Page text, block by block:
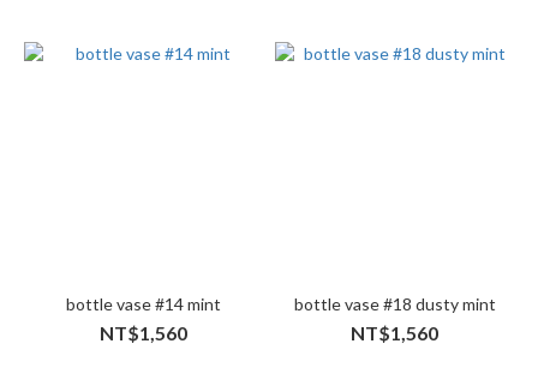
bottle vase #14 mint
NT$1,560
bottle vase #18 dusty mint
NT$1,560